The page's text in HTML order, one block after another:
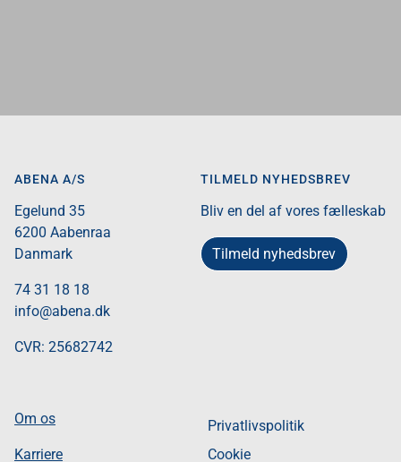
ABENA A/S
Egelund 35​
6200 Aabenraa​
Danmark​
74 31 18 18
info@abena.dk
CVR: 25682742​
TILMELD NYHEDSBREV
Bliv en del af vores fælleskab
Tilmeld nyhedsbrev
Om os
Karriere
Privatlivspolitik
Cookie